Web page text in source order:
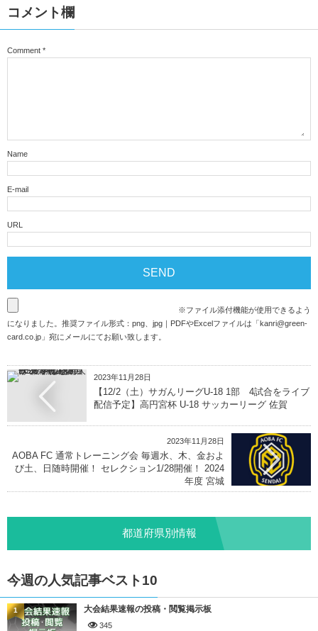
コメント欄
Comment *
Name
E-mail
URL
※ファイル添付機能が使用できるよう
になりました。推奨ファイル形式：png、jpg｜PDFやExcelファイルは「kanri@green-
card.co.jp 」宛にメールにてお願い致します。
2023年11月28日
【12/2（土）サガんリーグU-18 1部 4試合をライブ
配信予定】高円宮杯 U-18 サッカーリーグ 佐賀
2023年11月28日
AOBA FC 通常トレーニング会 毎週水、木、金およ
び土、日随時開催！ セレクション1/28開催！ 2024
年度 宮城
都道府県別情報
今週の人気記事ベスト10
大会結果速報の投稿・閲覧掲示板
345
1